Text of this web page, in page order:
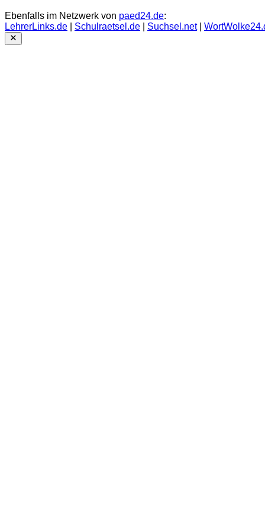
Ebenfalls im Netzwerk von paed24.de:
LehrerLinks.de
Schulraetsel.de Suchsel.net|
Close